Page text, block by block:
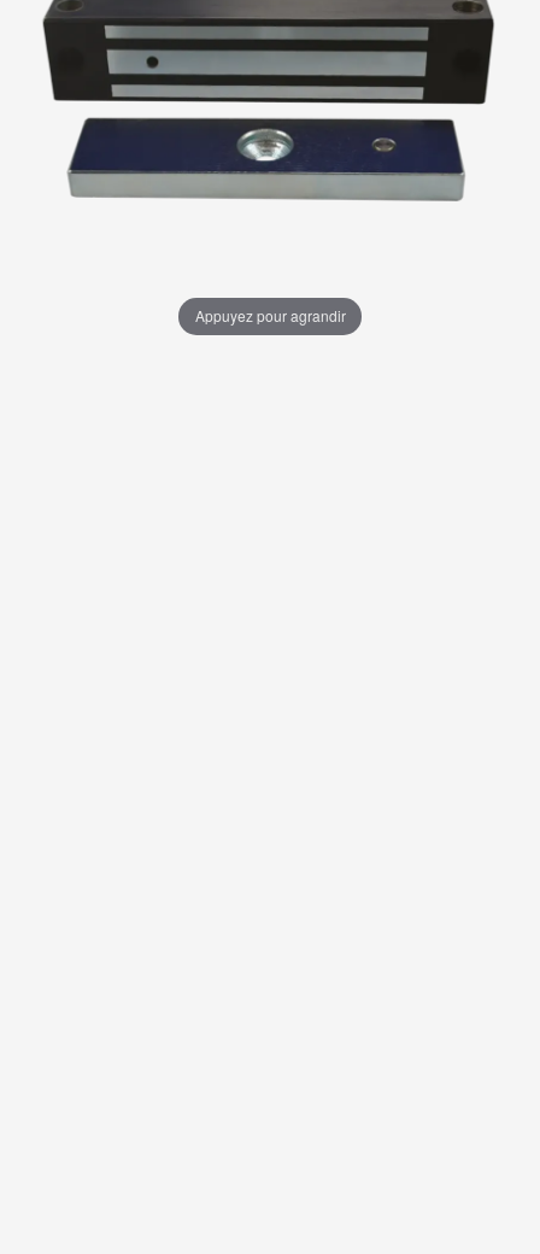
Appuyez pour agrandir